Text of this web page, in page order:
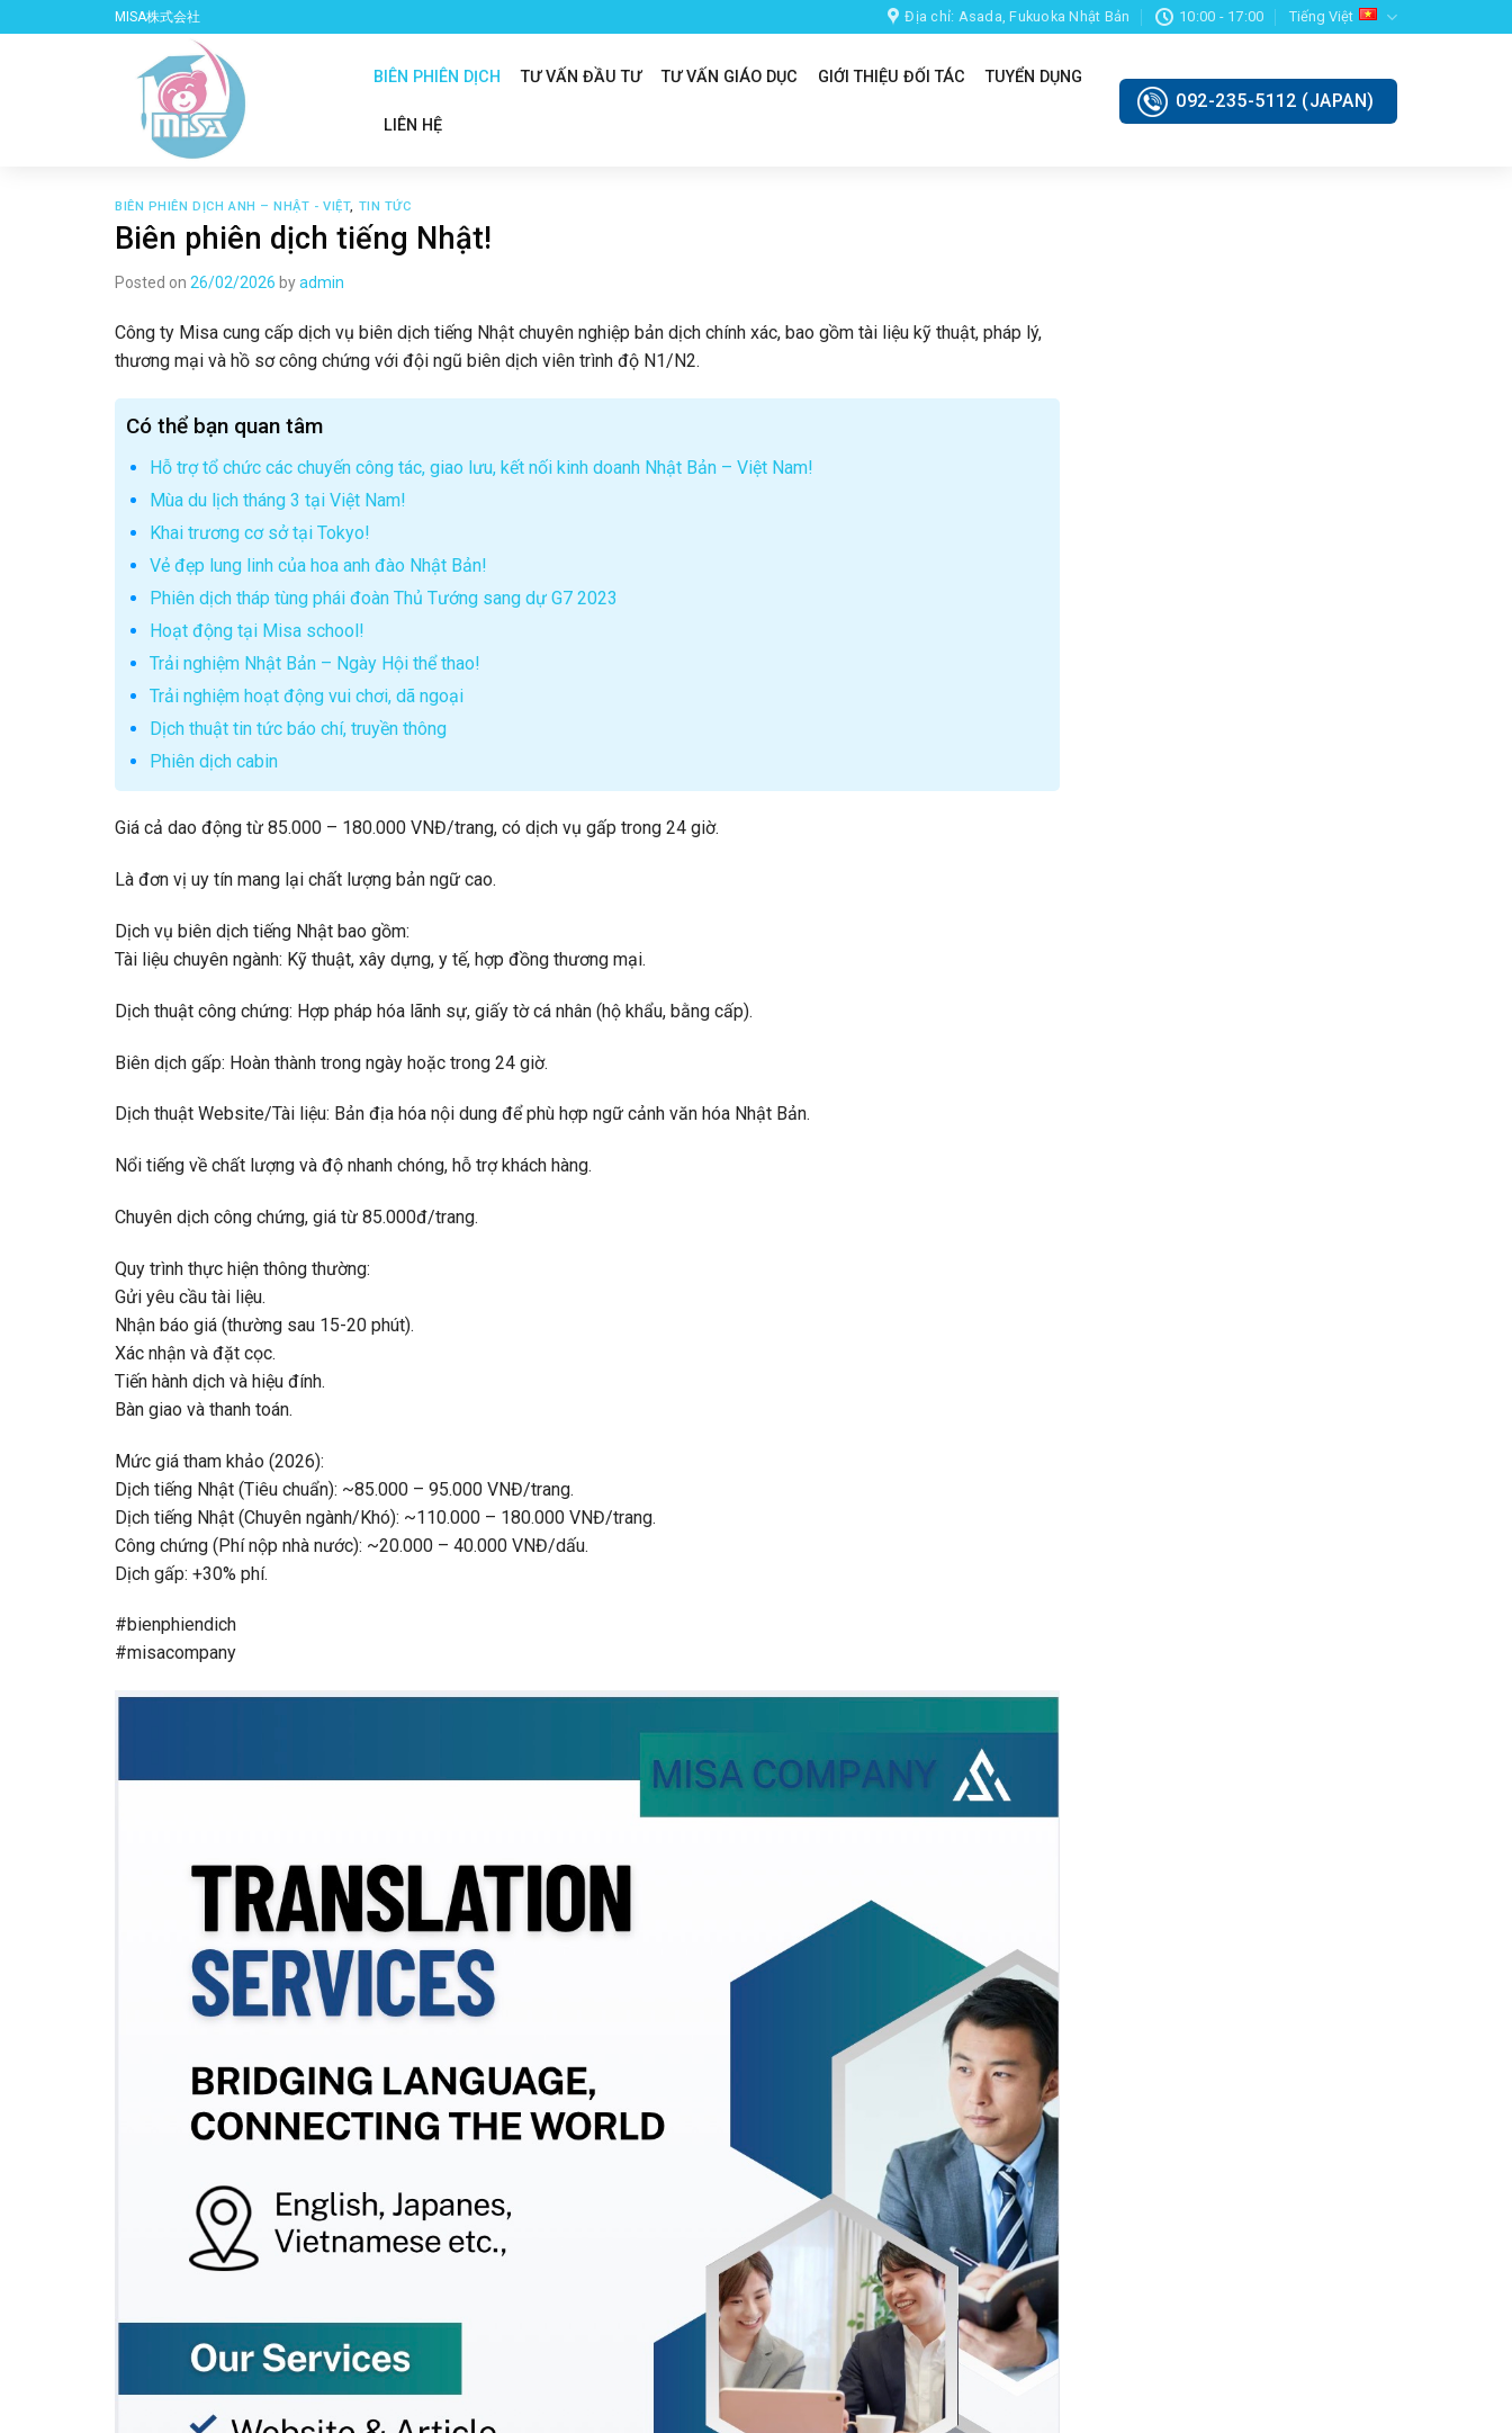
to
MISA株式会社 Địa chỉ: Asada, Fukuoka Nhật Bản 10:00 - 17:00 Tiếng Việt
BIÊN PHIÊN DỊCH TƯ VẤN ĐẦU TƯ TƯ VẤN GIÁO DỤC GIỚI THIỆU ĐỐI TÁC TUYỂN DỤNG
LIÊN HỆ
092-235-5112 (JAPAN)
BIÊN PHIÊN DỊCH ANH – NHẬT - VIỆT, TIN TỨC
Biên phiên dịch tiếng Nhật!
Posted on 26/02/2026 byadmin
Công ty Misa cung cấp dịch vụ biên dịch tiếng Nhật chuyên nghiệp bản dịch chính xác, bao gồm tài liệu kỹ thuật, pháp lý,
thương mại và hồ sơ công chứng với đội ngũ biên dịch viên trình độ N1/N2.
Có thể bạn quan tâm
Hỗ trợ tổ chức các chuyến công tác, giao lưu, kết nối kinh doanh Nhật Bản – Việt Nam!
Mùa du lịch tháng 3 tại Việt Nam!
Khai trương cơ sở tại Tokyo!
Vẻ đẹp lung linh của hoa anh đào Nhật Bản!
Phiên dịch tháp tùng phái đoàn Thủ Tướng sang dự G7 2023
Hoạt động tại Misa school!
Trải nghiệm Nhật Bản – Ngày Hội thể thao!
Trải nghiệm hoạt động vui chơi, dã ngoại
Dịch thuật tin tức báo chí, truyền thông
Phiên dịch cabin
Giá cả dao động từ 85.000 – 180.000 VNĐ/trang, có dịch vụ gấp trong 24 giờ.
Là đơn vị uy tín mang lại chất lượng bản ngữ cao.
Dịch vụ biên dịch tiếng Nhật bao gồm:
Tài liệu chuyên ngành: Kỹ thuật, xây dựng, y tế, hợp đồng thương mại.
Dịch thuật công chứng: Hợp pháp hóa lãnh sự, giấy tờ cá nhân (hộ khẩu, bằng cấp).
Biên dịch gấp: Hoàn thành trong ngày hoặc trong 24 giờ.
Dịch thuật Website/Tài liệu: Bản địa hóa nội dung để phù hợp ngữ cảnh văn hóa Nhật Bản.
Nổi tiếng về chất lượng và độ nhanh chóng, hỗ trợ khách hàng.
Chuyên dịch công chứng, giá từ 85.000đ/trang.
Quy trình thực hiện thông thường:
Gửi yêu cầu tài liệu.
Nhận báo giá (thường sau 15-20 phút).
Xác nhận và đặt cọc.
Tiến hành dịch và hiệu đính.
Bàn giao và thanh toán.
Mức giá tham khảo (2026):
Dịch tiếng Nhật (Tiêu chuẩn): ~85.000 – 95.000 VNĐ/trang.
Dịch tiếng Nhật (Chuyên ngành/Khó): ~110.000 – 180.000 VNĐ/trang.
Công chứng (Phí nộp nhà nước): ~20.000 – 40.000 VNĐ/dấu.
Dịch gấp: +30% phí.
#bienphiendich
#misacompany